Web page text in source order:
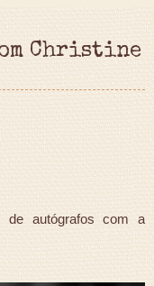
Christine
de autógrafos com a